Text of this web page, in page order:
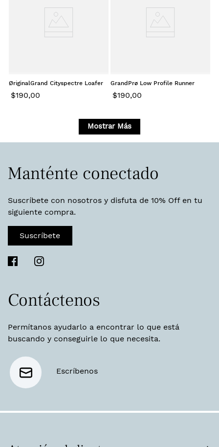
ØriginalGrand Cityspectre Loafer
$190,00
GrandPrø Low Profile Runner
$190,00
Mostrar Más
Manténte conectado
Suscríbete con nosotros y disfuta de 10% Off en tu
siguiente compra.
Suscríbete
Contáctenos
Permítanos ayudarlo a encontrar lo que está
buscando y conseguirle lo que necesita.
Escríbenos